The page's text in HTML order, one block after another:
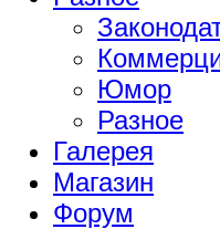
Юмор
Разное
Галерея
Магазин
Форум